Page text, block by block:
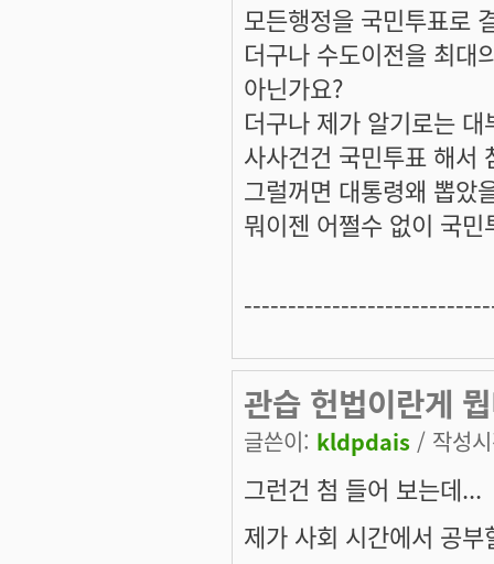
모든행정을 국민투표로
더구나 수도이전을 최대
아닌가요?
더구나 제가 알기로는
사사건건 국민투표 해서
그럴꺼면 대통령왜 뽑았
뭐이젠 어쩔수 없이 국
관습 헌법이란게
글쓴이: kldpdais / 작성
그런건 첨 들어 보는데...
제가 사회 시간에서 공부